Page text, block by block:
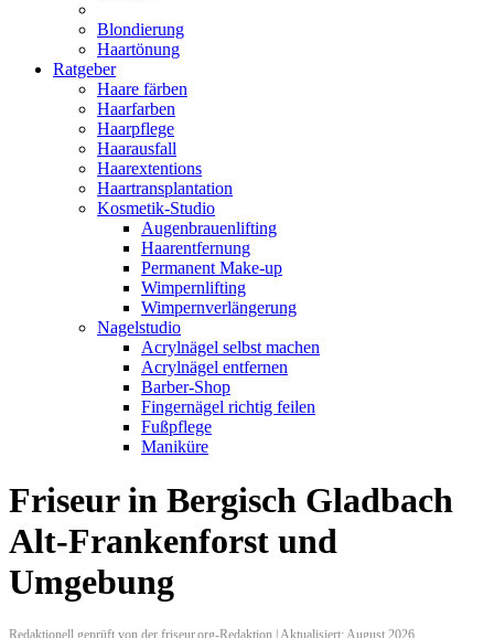
Blondierung
Haartönung
Ratgeber
Haare färben
Haarfarben
Haarpflege
Haarausfall
Haarextentions
Haartransplantation
Kosmetik-Studio
Augenbrauenlifting
Haarentfernung
Permanent Make-up
Wimpernlifting
Wimpernverlängerung
Nagelstudio
Acrylnägel selbst machen
Acrylnägel entfernen
Barber-Shop
Fingernägel richtig feilen
Fußpflege
Maniküre
Friseur in Bergisch Gladbach
Alt-Frankenforst und
Umgebung
Redaktionell geprüft von der friseur.org-Redaktion | Aktualisiert: August 2026